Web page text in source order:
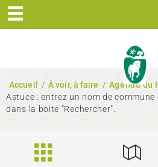
Accueil / À voir, à faire / Agenda du
Astuce : entrez un nom de
dans la boite "Rechercher".